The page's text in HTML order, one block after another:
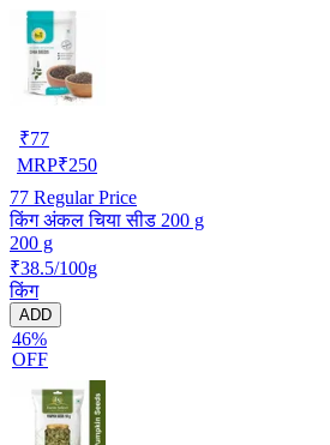
₹77
MRP₹250
77 Regular Price
किंग अंकल चिया सीड 200 g
200 g
₹38.5/100g
किंग
ADD
46%
OFF